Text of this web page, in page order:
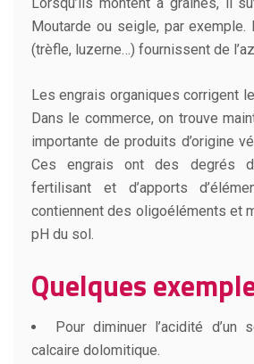
Moutarde ou seigle, par exemple.
(trèfle, luzerne…) fournissent de
Les engrais organiques corrigent
Dans le commerce, on trouve
importante de produits d’origine
Ces engrais ont des degrés
fertilisant et d’apports
contiennent des oligoéléments et
pH du sol.
Quelques
Pour diminuer l’acidité d’un
calcaire dolomitique.